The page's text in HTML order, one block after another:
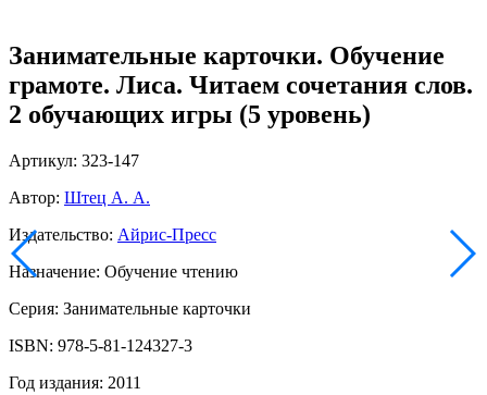
Занимательные карточки. Обучение
грамоте. Лиса. Читаем сочетания слов.
2 обучающих игры (5 уровень)
Артикул: 323-147
Автор: Штец А. А.
Издательство: Айрис-Пресс
Назначение: Обучение чтению
Серия: Занимательные карточки
ISBN: 978-5-81-124327-3
Год издания: 2011